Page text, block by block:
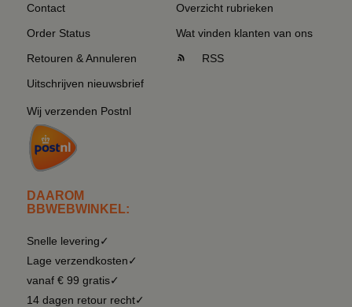
Contact
Order Status
Retouren & Annuleren
Uitschrijven nieuwsbrief
Wij verzenden Postnl
DAAROM
BBWEBWINKEL:
Snelle levering✓
Lage verzendkosten✓
vanaf € 99 gratis✓
14 dagen retour recht✓
Overzicht rubrieken
Wat vinden klanten van ons
RSS